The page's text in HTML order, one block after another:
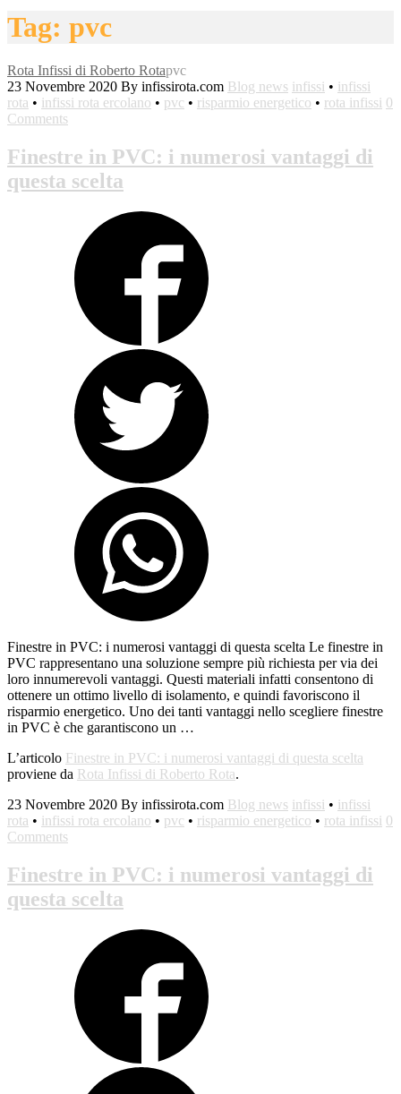
Tag: pvc
Rota Infissi di Roberto Rotapvc
23 Novembre 2020 By infissirota.com Blog news infissi • infissi
rota • infissi rota ercolano • pvc • risparmio energetico • rota infissi 0
Comments
Finestre in PVC: i numerosi vantaggi di
questa scelta
Finestre in PVC: i numerosi vantaggi di questa scelta Le finestre in
PVC rappresentano una soluzione sempre più richiesta per via dei
loro innumerevoli vantaggi. Questi materiali infatti consentono di
ottenere un ottimo livello di isolamento, e quindi favoriscono il
risparmio energetico. Uno dei tanti vantaggi nello scegliere finestre
in PVC è che garantiscono un …
L’articolo Finestre in PVC: i numerosi vantaggi di questa scelta
proviene da Rota Infissi di Roberto Rota.
23 Novembre 2020 By infissirota.com Blog news infissi • infissi
rota • infissi rota ercolano • pvc • risparmio energetico • rota infissi 0
Comments
Finestre in PVC: i numerosi vantaggi di
questa scelta